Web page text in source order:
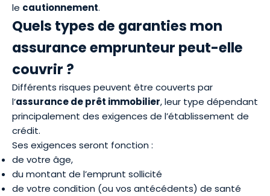
le cautionnement.
Quels types de garanties mon
assurance emprunteur peut-elle
couvrir ?
Différents risques peuvent être couverts par
l’assurance de prêt immobilier, leur type dépendant
principalement des exigences de l’établissement de
crédit.
Ses exigences seront fonction :
de votre âge,
du montant de l’emprunt sollicité
de votre condition (ou vos antécédents) de santé